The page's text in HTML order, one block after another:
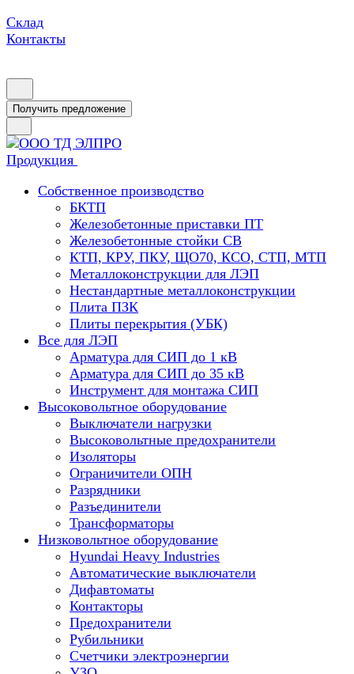
Склад
Контакты
Получить предложение
Продукция
Собственное производство
БКТП
Железобетонные приставки ПТ
Железобетонные стойки СВ
КТП, КРУ, ПКУ, ЩО70, КСО, СТП, МТП
Металлоконструкции для ЛЭП
Нестандартные металлоконструкции
Плита ПЗК
Плиты перекрытия (УБК)
Все для ЛЭП
Арматура для СИП до 1 кВ
Арматура для СИП до 35 кВ
Инструмент для монтажа СИП
Высоковольтное оборудование
Выключатели нагрузки
Высоковольтные предохранители
Изоляторы
Ограничители ОПН
Разрядники
Разъединители
Трансформаторы
Низковольтное оборудование
Hyundai Heavy Industries
Автоматические выключатели
Дифавтоматы
Контакторы
Предохранители
Рубильники
Счетчики электроэнергии